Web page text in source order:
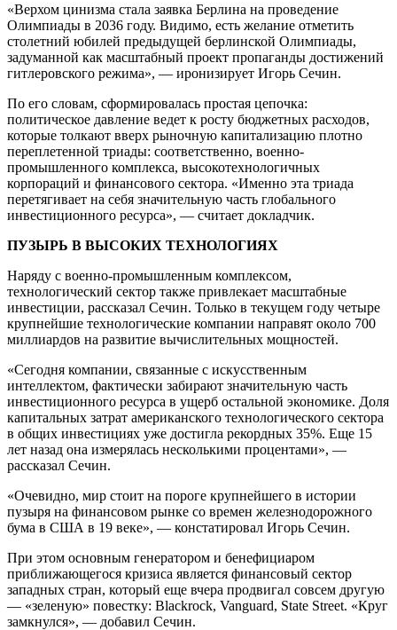
«Верхом цинизма стала заявка Берлина на проведение
Олимпиады в 2036 году. Видимо, есть желание отметить
столетний юбилей предыдущей берлинской Олимпиады,
задуманной как масштабный проект пропаганды достижений
гитлеровского режима», — иронизирует Игорь Сечин.
По его словам, сформировалась простая цепочка:
политическое давление ведет к росту бюджетных расходов,
которые толкают вверх рыночную капитализацию плотно
переплетенной триады: соответственно, военно-
промышленного комплекса, высокотехнологичных
корпораций и финансового сектора. «Именно эта триада
перетягивает на себя значительную часть глобального
инвестиционного ресурса», — считает докладчик.
ПУЗЫРЬ В ВЫСОКИХ ТЕХНОЛОГИЯХ
Наряду с военно-промышленным комплексом,
технологический сектор также привлекает масштабные
инвестиции, рассказал Сечин. Только в текущем году четыре
крупнейшие технологические компании направят около 700
миллиардов на развитие вычислительных мощностей.
«Сегодня компании, связанные с искусственным
интеллектом, фактически забирают значительную часть
инвестиционного ресурса в ущерб остальной экономике. Доля
капитальных затрат американского технологического сектора
в общих инвестициях уже достигла рекордных 35%. Еще 15
лет назад она измерялась несколькими процентами», —
рассказал Сечин.
«Очевидно, мир стоит на пороге крупнейшего в истории
пузыря на финансовом рынке со времен железнодорожного
бума в США в 19 веке», — констатировал Игорь Сечин.
При этом основным генератором и бенефициаром
приближающегося кризиса является финансовый сектор
западных стран, который еще вчера продвигал совсем другую
— «зеленую» повестку: Blackrock, Vanguard, State Street. «Круг
замкнулся», — добавил Сечин.